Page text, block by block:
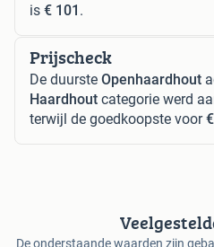
is € 101 .
Prijscheck
De duurste Openhaardhout
Haardhout categorie werd
terwijl de goedkoopste voor
De onderstaande waarden zijn